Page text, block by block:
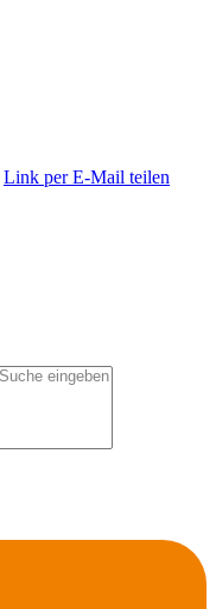
Link per E-Mail teilen